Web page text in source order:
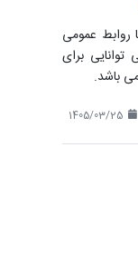
روابط عمومی
برای
باشد.